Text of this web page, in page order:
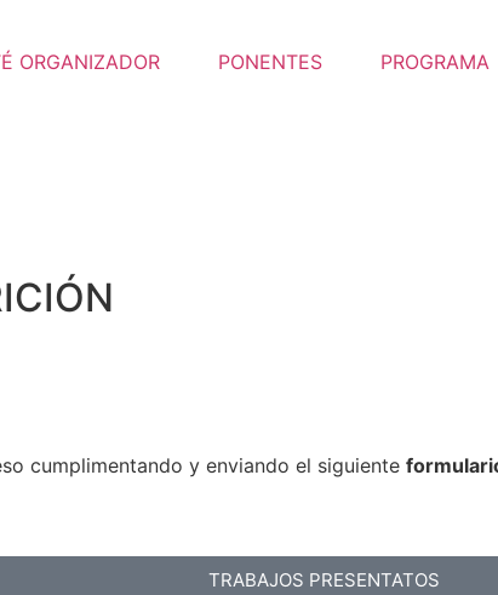
ORGANIZADOR PONENTES PROGRAMA
cumplimentando y enviando el siguiente
TRABAJOS PRESENTATOS